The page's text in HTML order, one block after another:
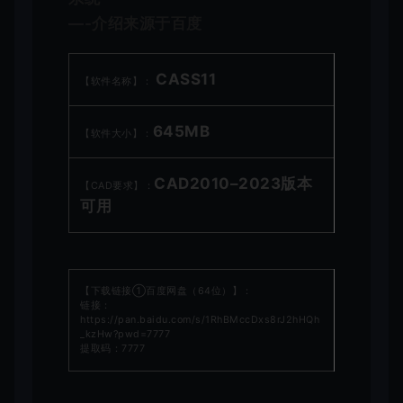
【软件名称】： CASS11
【软件大小】： 645MB
【CAD要求】： CAD2010–2023版本
可用
【下载链接①百度网盘（64位）】：
链接：
https://pan.baidu.com/s/1RhBMccDxs8rJ2hHQh
_kzHw?pwd=7777
提取码：7777